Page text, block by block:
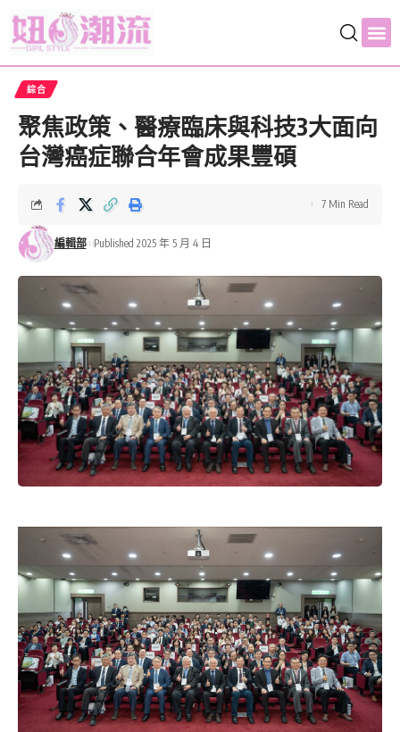
綜合
聚焦政策、醫療臨床與科技3大面向
台灣癌症聯合年會成果豐碩
編輯部 Published 2025 年 5 月 4 日
7 Min Read